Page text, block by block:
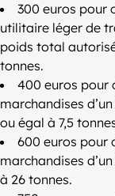
300 euros pour
utilitaire léger de
poids total
tonnes.
400 euros pour
marchandises
ou égal à 7,5
600 euros pour
marchandises
à 26 tonnes.